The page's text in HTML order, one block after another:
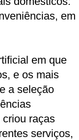
em
em que
e os mais
a seleção
raças
serviços,